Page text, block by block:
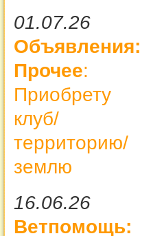
01.07.26
Объявления:
Прочее:
Приобрету
клуб/
территорию/
землю
16.06.26
Ветпомощь: